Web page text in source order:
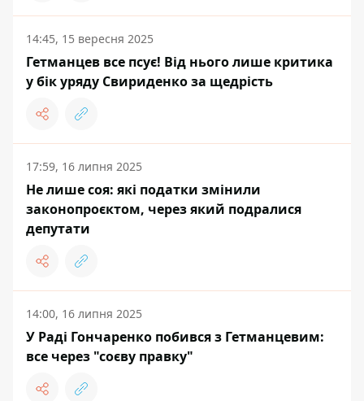
14:45, 15 вересня 2025
Гетманцев все псує! Від нього лише критика
у бік уряду Свириденко за щедрість
17:59, 16 липня 2025
Не лише соя: які податки змінили
законопроєктом, через який подралися
депутати
14:00, 16 липня 2025
У Раді Гончаренко побився з Гетманцевим:
все через "соєву правку"